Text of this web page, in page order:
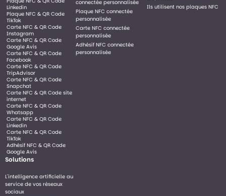
Linkedin
Plaque NFC & QR Code
TikTok
Carte NFC & QR Code
Instagram
Carte NFC & QR Code
Google Avis
Carte NFC & QR Code
Facebook
Carte NFC & QR Code
TripAdvisor
Carte NFC & QR Code
Snapchat
Carte NFC & QR Code site
internet
Carte NFC & QR Code
Whatsapp
Carte NFC & QR Code
Linkedin
Carte NFC & QR Code
TikTok
Adhésif NFC & QR Code
Google Avis
connectée personnalisée
Plaque NFC connectée
personnalisée
Carte NFC connectée
personnalisée
Adhésif NFC connectée
personnalisée
Ils utilisent nos plaques NFC
Solutions
L'intelligence artificielle au
service de vos réseaux
sociaux